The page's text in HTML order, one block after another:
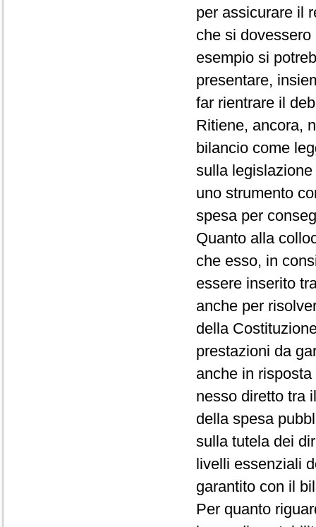
per assicurare il
che si
esempio si
presentare,
far rientrare il
Ritiene, ancora,
bilancio come
sulla
uno strumento
spesa per
Quanto alla
che esso, in
essere inserito
anche per
della
prestazioni da
anche in
nesso diretto tra
della spesa
sulla tutela dei
livelli essenziali
garantito con il
Per quanto